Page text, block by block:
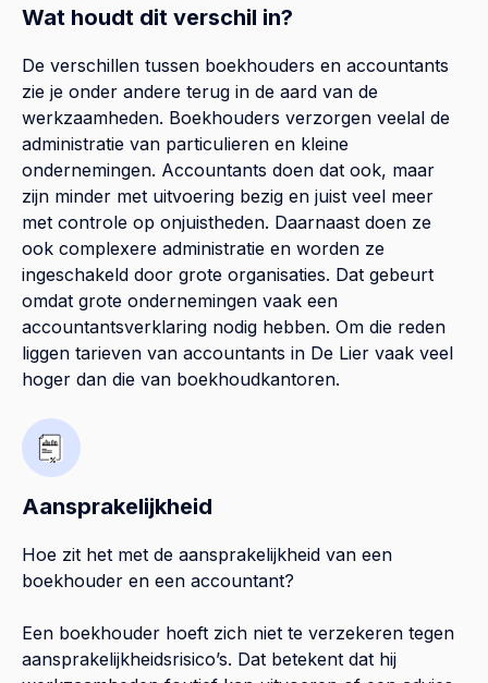
Wat houdt dit verschil in?
De verschillen tussen boekhouders en accountants
zie je onder andere terug in de aard van de
werkzaamheden. Boekhouders verzorgen veelal de
administratie van particulieren en kleine
ondernemingen. Accountants doen dat ook, maar
zijn minder met uitvoering bezig en juist veel meer
met controle op onjuistheden. Daarnaast doen ze
ook complexere administratie en worden ze
ingeschakeld door grote organisaties. Dat gebeurt
omdat grote ondernemingen vaak een
accountantsverklaring nodig hebben. Om die reden
liggen tarieven van accountants in De Lier vaak veel
hoger dan die van boekhoudkantoren.
Aansprakelijkheid
Hoe zit het met de aansprakelijkheid van een
boekhouder en een accountant?
Een boekhouder hoeft zich niet te verzekeren tegen
aansprakelijkheidsrisico’s. Dat betekent dat hij